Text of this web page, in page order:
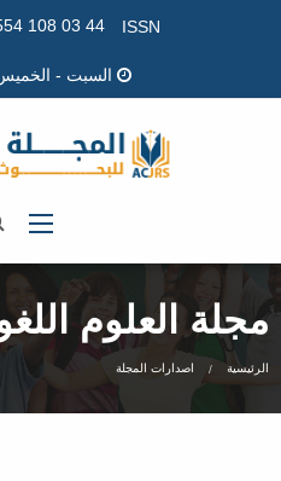
ISSN
108 03 44
السبت - الخميس : 08:00-
مجلة العلوم
الرئيسية اصدارات المجلة